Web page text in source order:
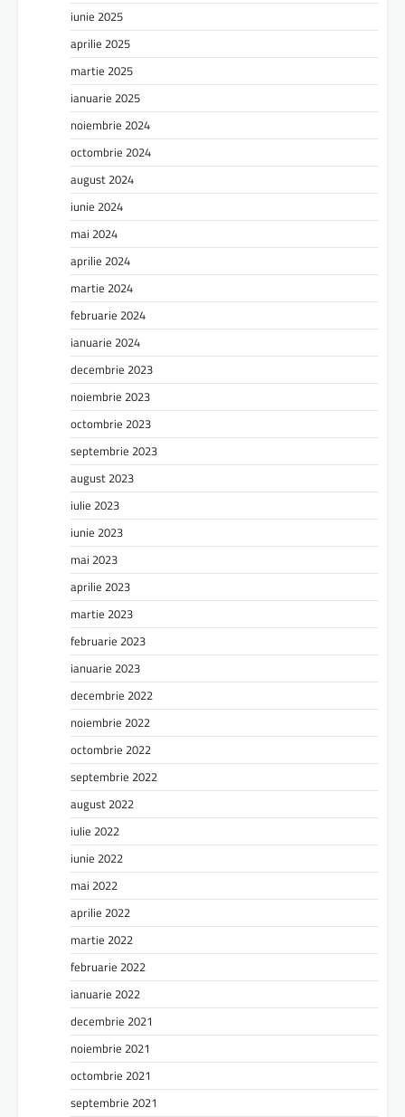
iunie 2025
aprilie 2025
martie 2025
ianuarie 2025
noiembrie 2024
octombrie 2024
august 2024
iunie 2024
mai 2024
aprilie 2024
martie 2024
februarie 2024
ianuarie 2024
decembrie 2023
noiembrie 2023
octombrie 2023
septembrie 2023
august 2023
iulie 2023
iunie 2023
mai 2023
aprilie 2023
martie 2023
februarie 2023
ianuarie 2023
decembrie 2022
noiembrie 2022
octombrie 2022
septembrie 2022
august 2022
iulie 2022
iunie 2022
mai 2022
aprilie 2022
martie 2022
februarie 2022
ianuarie 2022
decembrie 2021
noiembrie 2021
octombrie 2021
septembrie 2021